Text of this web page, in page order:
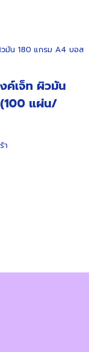
ค์เจ็ท ผิวมัน
แผ่น/
า